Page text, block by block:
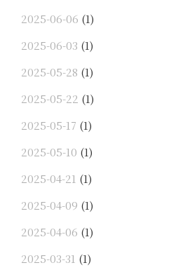
2025-06-06 (1)
2025-06-03 (1)
2025-05-28 (1)
2025-05-22 (1)
2025-05-17 (1)
2025-05-10 (1)
2025-04-21 (1)
2025-04-09 (1)
2025-04-06 (1)
2025-03-31 (1)